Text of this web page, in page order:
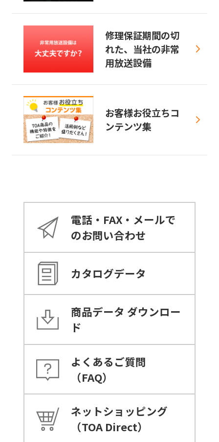
修理保証期間の切
れた、当社の非常
用放送設備
お客様お役立ちコ
ンテンツ集
電話・FAX・メールで
のお問い合わせ
カタログデータ
商品データ ダウンロー
ド
よくあるご質問
（FAQ）
ネットショッピング
（TOA Direct）